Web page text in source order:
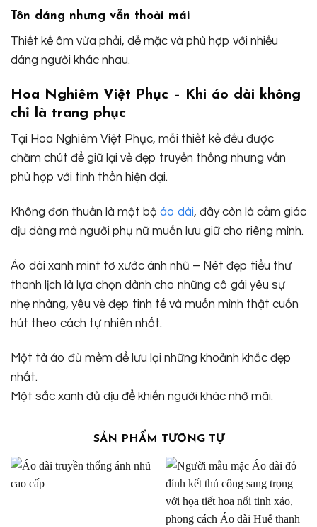
Tôn dáng nhưng vẫn thoải mái
Thiết kế ôm vừa phải, dễ mặc và phù hợp với nhiều
dáng người khác nhau.
Hoa Nghiêm Việt Phục – Khi áo dài không
chỉ là trang phục
Tại Hoa Nghiêm Việt Phục, mỗi thiết kế đều được
chăm chút để giữ lại vẻ đẹp truyền thống nhưng vẫn
phù hợp với tinh thần hiện đại.
Không đơn thuần là một bộ áo dài, đây còn là cảm giác
dịu dàng mà người phụ nữ muốn lưu giữ cho riêng mình.
Áo dài xanh mint tơ xước ánh nhũ – Nét đẹp tiểu thư
thanh lịch là lựa chọn dành cho những cô gái yêu sự
nhẹ nhàng, yêu vẻ đẹp tinh tế và muốn mình thật cuốn
hút theo cách tự nhiên nhất.
Một tà áo đủ mềm để lưu lại những khoảnh khắc đẹp
nhất.
Một sắc xanh đủ dịu để khiến người khác nhớ mãi.
SẢN PHẨM TƯƠNG TỰ